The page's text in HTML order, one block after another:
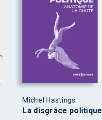
Michel Hastings
La disgrâce politique